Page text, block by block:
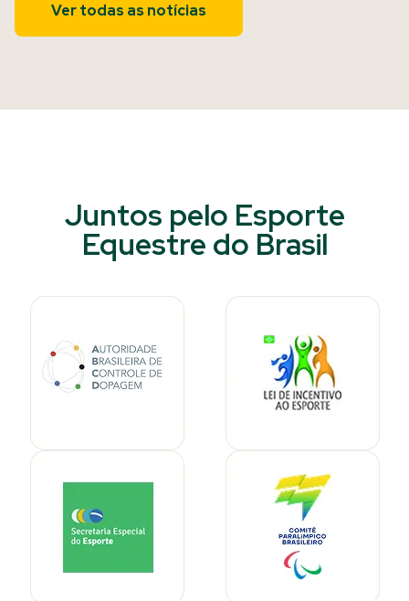
Ver todas as notícias
Juntos pelo Esporte
Equestre do Brasil​